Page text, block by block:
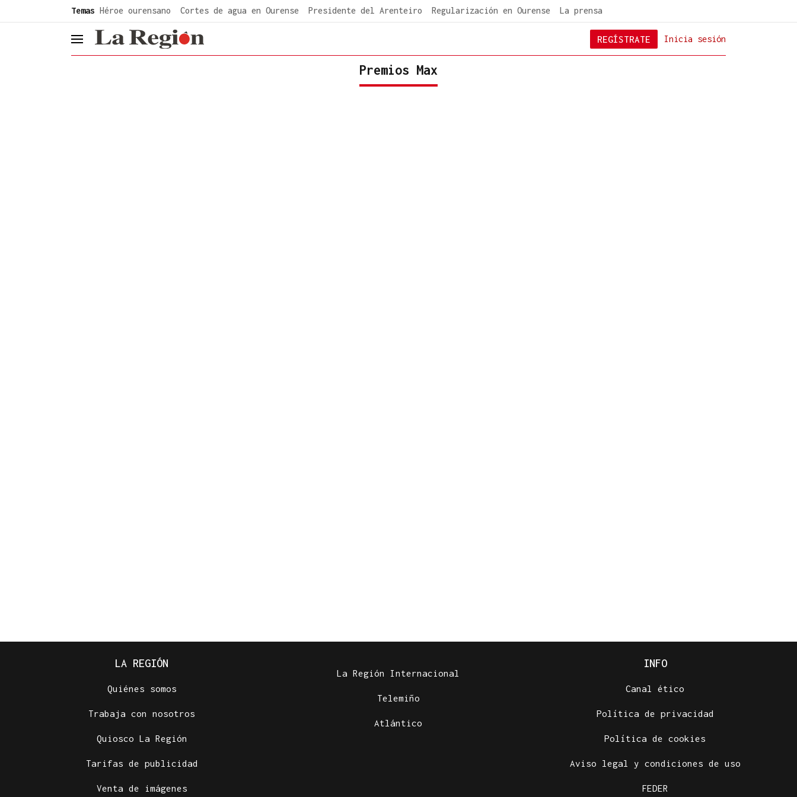
Temas Héroe ourensano Cortes de agua en Ourense Presidente del Arenteiro Regularización en Ourense La prensa
header.menu.open Inicia sesión
REGÍSTRATE
Premios Max
LA REGIÓN
Quiénes somos
Trabaja con nosotros
Quiosco La Región
Tarifas de publicidad
Venta de imágenes
La Región Internacional
Telemiño
Atlántico
INFO
Canal ético
Política de privacidad
Política de cookies
Aviso legal y condiciones de uso
FEDER